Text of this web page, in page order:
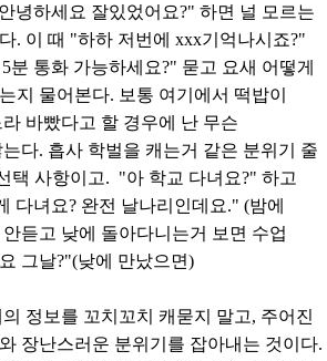
녕하세요 잘있었어요?" 하면 널 모르는
. 이 때 "하하 저번에 xxx기억나시죠?"
분 통화 가능하세요?" 묻고 요새 어떻게
지 물어본다. 보통 여기에서 떡밥이
바빴다고 할 경우에 난 무슨
다. 흡사 학벌을 캐는거 같은 분위기 줄
택 사항이고. "아 학교 다녀요?" 하고
다녀요? 완전 날나리인데요." (밤에
듣고 낮에 돌아다니는거 보면 수업
그날?"(낮에 만났으면)
정보를 꼬치꼬치 캐묻지 말고, 주어진
장난스러운 분위기를 잡아내는 것이다.